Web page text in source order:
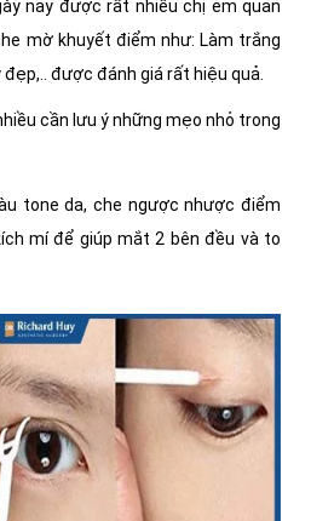
nay được rất nhiều chị em quan
mờ khuyết điểm như: Làm trắng
được đánh giá rất hiệu quả.
cần lưu ý những mẹo nhỏ trong
tone da, che ngược nhược điểm
mí để giúp mắt 2 bên đều và to